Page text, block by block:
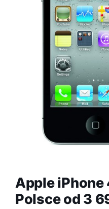
Apple iPhone
Polsce od 3